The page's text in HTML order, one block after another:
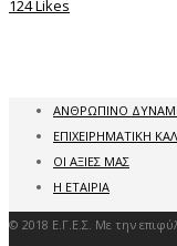
124 Likes
ΑΝΘΡΩΠΙΝΟ
ΕΠΙΧΕΙΡΗΜΑΤΙΚΗ
ΟΙ ΑΞΙΕΣ ΜΑΣ
Η ΕΤΑΙΡΙΑ
© 2018 Ε.Γ.Ε.Σ. Με την